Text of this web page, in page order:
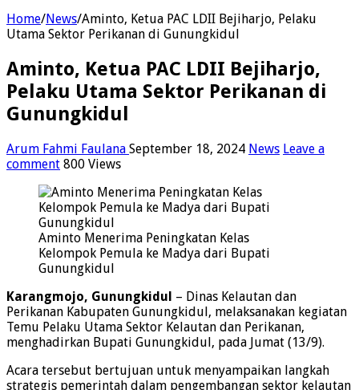
Home/News/Aminto, Ketua PAC LDII Bejiharjo, Pelaku
Utama Sektor Perikanan di Gunungkidul
Aminto, Ketua PAC LDII Bejiharjo,
Pelaku Utama Sektor Perikanan di
Gunungkidul
Arum Fahmi Faulana September 18, 2024 News Leave a
comment 800 Views
Aminto Menerima Peningkatan Kelas
Kelompok Pemula ke Madya dari Bupati
Gunungkidul
Karangmojo, Gunungkidul – Dinas Kelautan dan
Perikanan Kabupaten Gunungkidul, melaksanakan kegiatan
Temu Pelaku Utama Sektor Kelautan dan Perikanan,
menghadirkan Bupati Gunungkidul, pada Jumat (13/9).
Acara tersebut bertujuan untuk menyampaikan langkah
strategis pemerintah dalam pengembangan sektor kelautan